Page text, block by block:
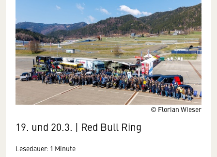
© Florian Wieser
19. und 20.3. | Red Bull Ring
Lesedauer: 1 Minute